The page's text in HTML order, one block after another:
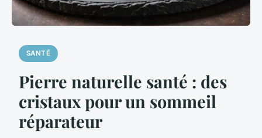
SANTÉ
Pierre naturelle santé : des
cristaux pour un sommeil
réparateur